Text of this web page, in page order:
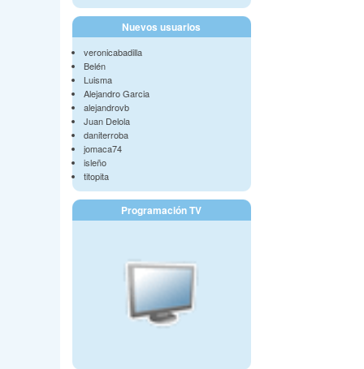
Nuevos usuarios
veronicabadilla
Belén
Luisma
Alejandro Garcia
alejandrovb
Juan Delola
daniterroba
jomaca74
isleño
titopita
Programación TV